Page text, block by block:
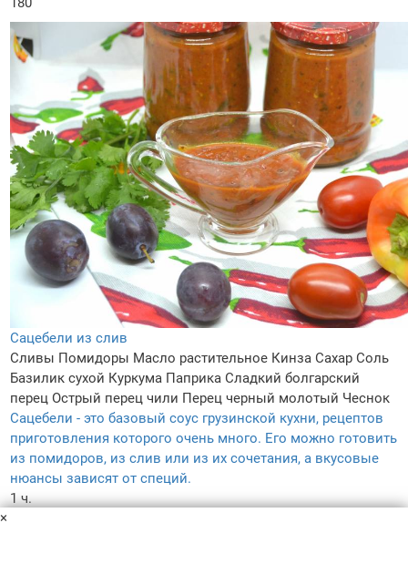
Сацебели из слив
Сливы Помидоры Масло растительное Кинза Сахар Соль
Базилик сухой Куркума Паприка Сладкий болгарский
перец Острый перец чили Перец черный молотый Чеснок
Сацебели - это базовый соус грузинской кухни, рецептов
приготовления которого очень много. Его можно готовить
из помидоров, из слив или из их сочетания, а вкусовые
нюансы зависят от специй.
1 ч.
×